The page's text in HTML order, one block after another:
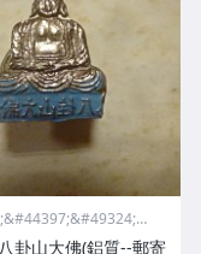
卦山大佛(鋁質--郵寄